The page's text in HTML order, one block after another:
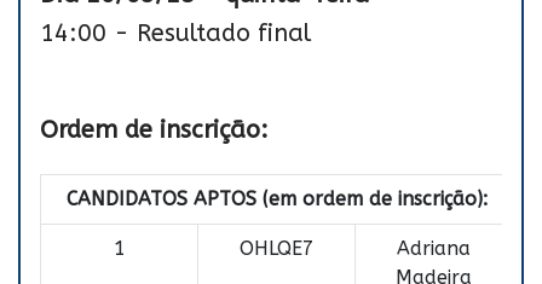
14:00 - Resultado final
Ordem de inscrição:
CANDIDATOS APTOS (em ordem de inscrição):
1 OHLQE7
Adriana
Madeira